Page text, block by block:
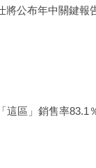
將公布年中關鍵報
這區」銷售率83.1